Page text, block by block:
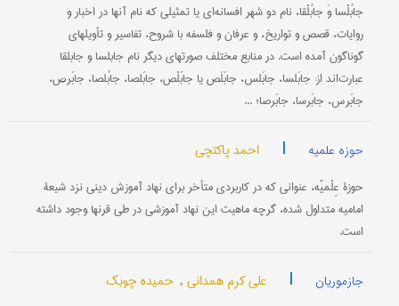
جابُلْسا وَ جابُلْقا، نام دو شهر افسانه‌ای یا تمثیلی که نام آنها در اخبار و
روایات، قصص و تواریخ، و عرفان و فلسفه با شروح، تفاسیر و تأویلهای
گوناگون آمده است. در منابع مختلف صورتهای دیگر نام جابلسا و جابلقا
عبارت‌اند از: جابَلسا، جابَلس، جابَلَص یا جابَلْص، جابَلصا، جابُلصا، جابَرص،
جابَرس، جابَرسا، جابَرصا؛ ...
حوزه علمیه | احمد پاکتچی
حوزۀ عِلْمیّه، عنوانی که در کاربردی متأخر برای نهاد آموزش دینی نزد شیعۀ
امامیه متداول شده، گرچه ماهیت این نهاد آموزشی در طی قرنها وجود داشته
است.
جازموریان | علی کرم همدانی , حمیده چوبک